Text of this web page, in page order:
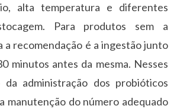
alta temperatura e diferentes
Para produtos sem a
a recomendação é a ingestão junto
minutos antes da mesma. Nesses
administração dos probióticos
manutenção do número adequado